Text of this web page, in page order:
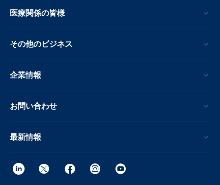
医療関係の皆様
その他のビジネス
企業情報
お問い合わせ
最新情報